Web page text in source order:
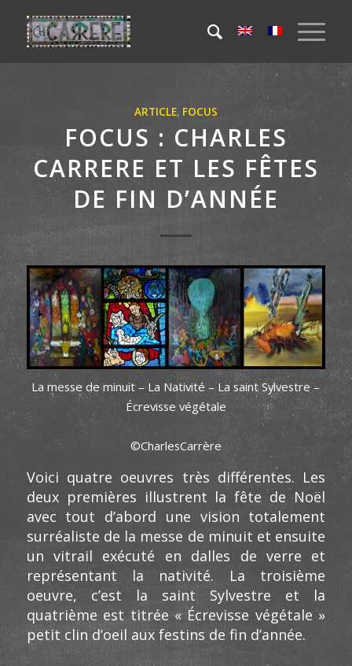
ARTICLE, FOCUS
FOCUS : CHARLES
CARRERE ET LES FÊTES
DE FIN D’ANNÉE
La messe de minuit – La Nativité – La saint Sylvestre –
Écrevisse végétale
©CharlesCarrère
Voici quatre oeuvres très différentes. Les
deux premières illustrent la fête de Noël
avec tout d’abord une vision totalement
surréaliste de la messe de minuit et ensuite
un vitrail exécuté en dalles de verre et
représentant la nativité. La troisième
oeuvre, c’est la saint Sylvestre et la
quatrième est titrée « Écrevisse végétale »
petit clin d’oeil aux festins de fin d’année.